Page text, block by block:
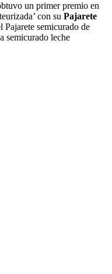
un primer premio en
con su Pajarete
Pajarete semicurado de
semicurado leche